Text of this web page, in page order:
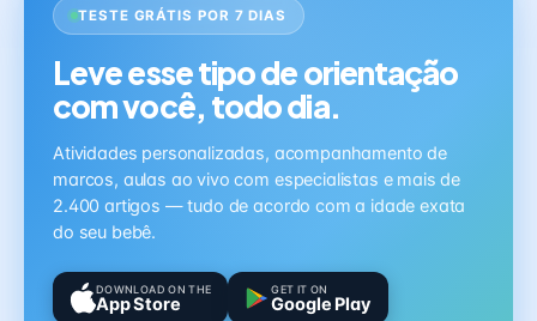
TESTE GRÁTIS POR 7 DIAS
Leve esse tipo de orientação
com você, todo dia.
Atividades personalizadas, acompanhamento de
marcos, aulas ao vivo com especialistas e mais de
2.400 artigos — tudo de acordo com a idade exata
do seu bebê.
DOWNLOAD ON THE
App Store
GET IT ON
Google Play